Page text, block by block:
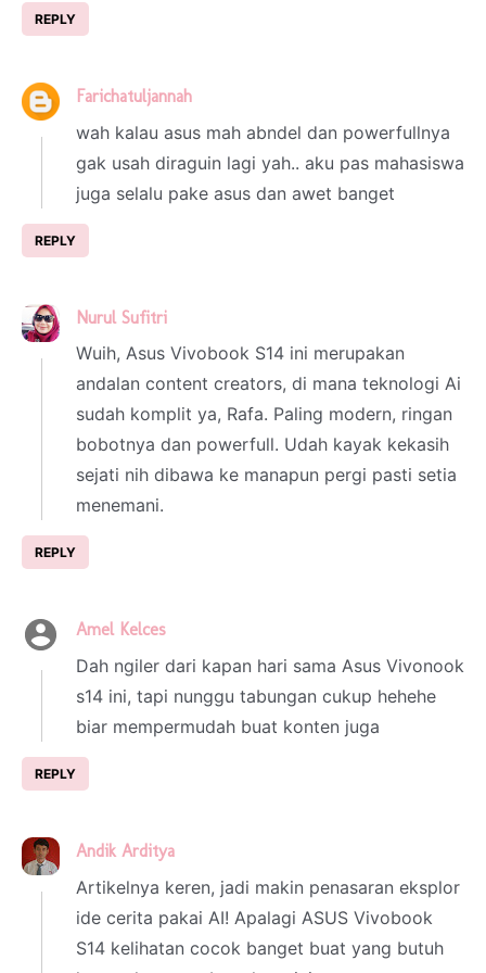
REPLY
Farichatuljannah
wah kalau asus mah abndel dan powerfullnya
gak usah diraguin lagi yah.. aku pas mahasiswa
juga selalu pake asus dan awet banget
REPLY
Nurul Sufitri
Wuih, Asus Vivobook S14 ini merupakan
andalan content creators, di mana teknologi Ai
sudah komplit ya, Rafa. Paling modern, ringan
bobotnya dan powerfull. Udah kayak kekasih
sejati nih dibawa ke manapun pergi pasti setia
menemani.
REPLY
Amel Kelces
Dah ngiler dari kapan hari sama Asus Vivonook
s14 ini, tapi nunggu tabungan cukup hehehe
biar mempermudah buat konten juga
REPLY
Andik Arditya
Artikelnya keren, jadi makin penasaran eksplor
ide cerita pakai AI! Apalagi ASUS Vivobook
S14 kelihatan cocok banget buat yang butuh